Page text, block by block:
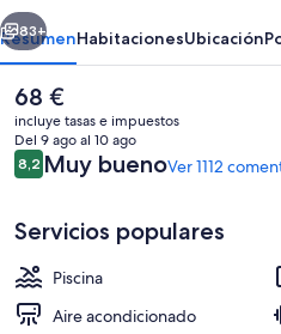
Siguiente
83+
ResumenHabitacionesUbicación
El
precio
actual
es
de
68 €
incluye tasas e impuestos
Del 9 ago al 10 ago
Comentarios
8,28,2 de 10
Muy buenoVer 1112
Servicios populares
Piscina
Aire acondicionado